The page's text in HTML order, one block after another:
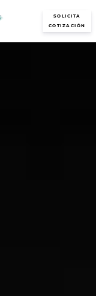
SOLICITA
COTIZACIÓN